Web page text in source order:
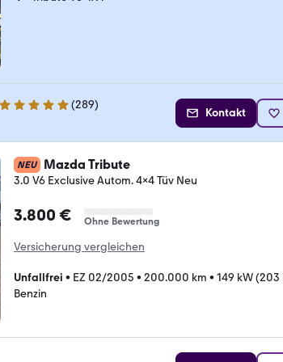
4.8 Sterne (289)
Kontakt
NEU Mazda Tribute
3.0 V6 Exclusive Autom. 4x4 Tüv Neu
3.800 € Ohne Bewertung
Versicherung vergleichen
Unfallfrei • EZ 02/2005 • 200.000 km • 149 kW (203
Benzin